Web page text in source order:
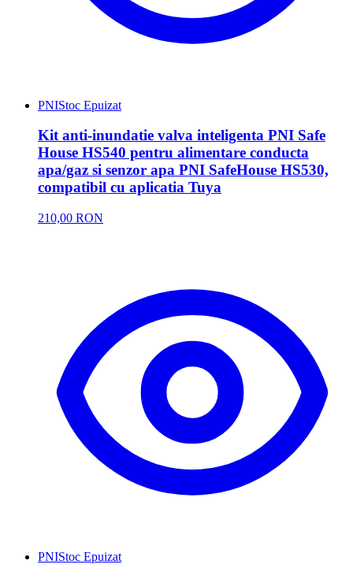
PNIStoc Epuizat
Kit anti-inundatie valva inteligenta PNI Safe
House HS540 pentru alimentare conducta
apa/gaz si senzor apa PNI SafeHouse HS530,
compatibil cu aplicatia Tuya
210,00 RON
PNIStoc Epuizat